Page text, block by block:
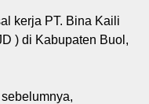
kerja PT. Bina Kaili
) di Kabupaten Buol,